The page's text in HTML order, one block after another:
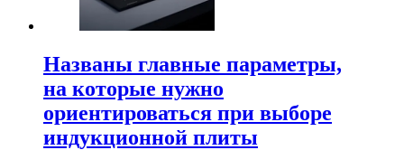
Названы главные параметры,
на которые нужно
ориентироваться при выборе
индукционной плиты